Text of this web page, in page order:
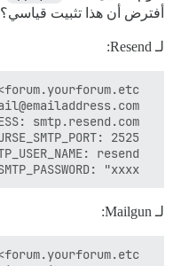
أفترض أن هذا تثبيت قياسي؟
لـ Resend:
لـ Mailgun: